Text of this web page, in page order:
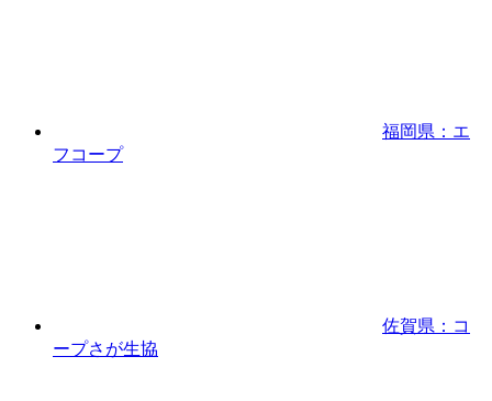
福岡県：エ
フコープ
佐賀県：コ
ープさが生協